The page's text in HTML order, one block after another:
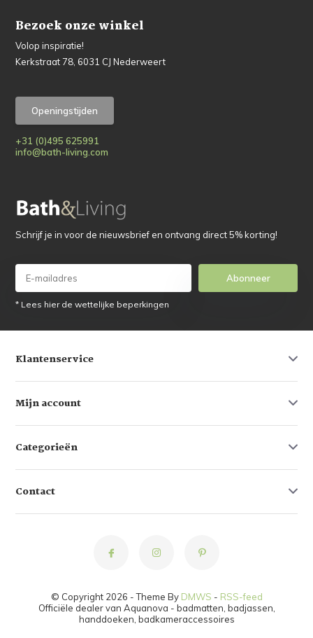
Bezoek onze winkel
Volop inspiratie!
Kerkstraat 78, 6031 CJ Nederweert
Openingstijden
+31 (0)495 625991
info@bath-living.com
Schrijf je in voor de nieuwsbrief en ontvang direct 5% korting!
Abonneer
* Lees hier de wettelijke beperkingen
Klantenservice
Mijn account
Categorieën
Contact
© Copyright 2026 - Theme By DMWS - RSS-feed
Officiële dealer van Aquanova - badmatten, badjassen,
handdoeken, badkameraccessoires